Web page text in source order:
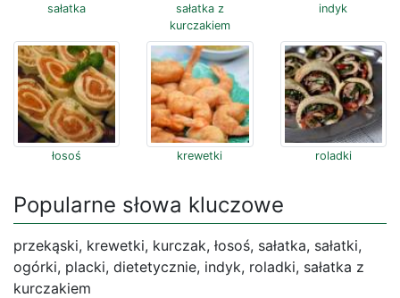
sałatka
sałatka z
kurczakiem
indyk
łosoś krewetki roladki
Popularne słowa kluczowe
przekąski, krewetki, kurczak, łosoś, sałatka, sałatki,
ogórki, placki, dietetycznie, indyk, roladki, sałatka z
kurczakiem